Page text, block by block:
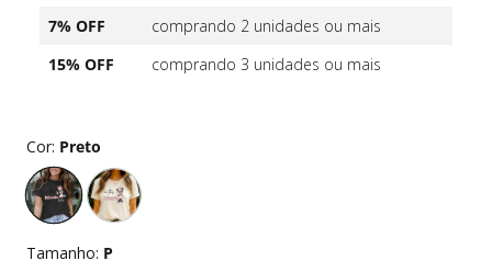
7% OFF
comprando 2 unidades ou mais
15% OFF
comprando 3 unidades ou mais
Cor: Preto
Tamanho: P